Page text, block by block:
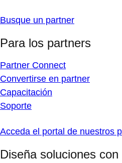
Busque un partner
Para los partners
Partner Connect
Convertirse en partner
Capacitación
Soporte
Acceda el portal de nuestros
Diseña soluciones